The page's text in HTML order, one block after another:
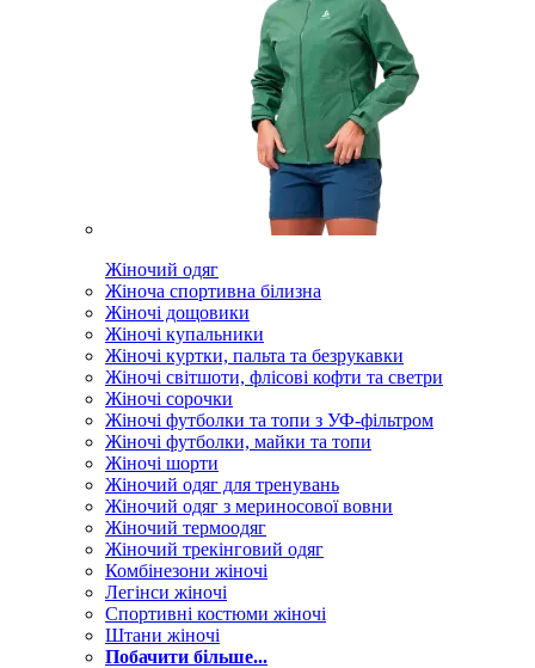
Жіночий одяг
Жіноча спортивна білизна
Жіночі дощовики
Жіночі купальники
Жіночі куртки, пальта та безрукавки
Жіночі світшоти, флісові кофти та светри
Жіночі сорочки
Жіночі футболки та топи з УФ-фільтром
Жіночі футболки, майки та топи
Жіночі шорти
Жіночий одяг для тренувань
Жіночий одяг з мериносової вовни
Жіночий термоодяг
Жіночий трекінговий одяг
Комбінезони жіночі
Легінси жіночі
Спортивні костюми жіночі
Штани жіночі
Побачити більше...